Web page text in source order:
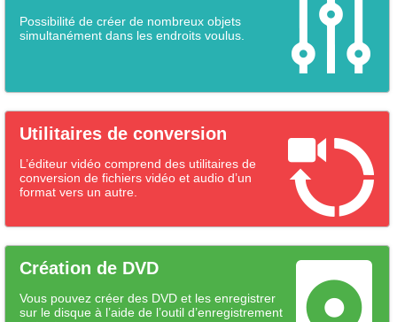
Possibilité de créer de nombreux objets
simultanément dans les endroits voulus.
Utilitaires de conversion
L’éditeur vidéo comprend des utilitaires de
conversion de fichiers vidéo et audio d’un
format vers un autre.
Création de DVD
Vous pouvez créer des DVD et les enregistrer
sur le disque à l’aide de l’outil d’enregistrement